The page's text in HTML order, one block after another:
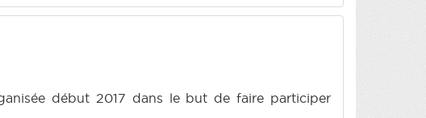
début 2017 dans le but de faire participer